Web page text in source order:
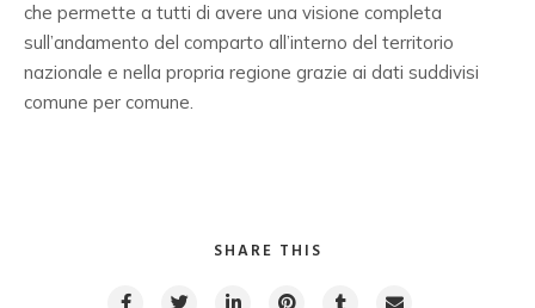
che permette a tutti di avere una visione completa
sull’andamento del comparto all’interno del territorio
nazionale e nella propria regione grazie ai dati suddivisi
comune per comune.
SHARE THIS